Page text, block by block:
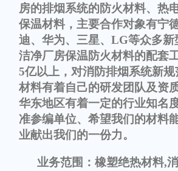
房的排烟系统的防火材料、热
保温材料，主要合作对象有宁
迪、华为、三星、LG等众多新
洁净厂房保温防火材料的配套
5亿以上，对消防排烟系统新
材料有着自己的研发团队及资
华东地区有着一定的行业知名
准参编单位、希望我们的材料
业献出我们的一份力。
业务范围：橡塑绝热材料,